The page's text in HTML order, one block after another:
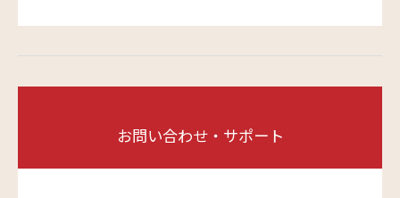
お問い合わせ・サポート